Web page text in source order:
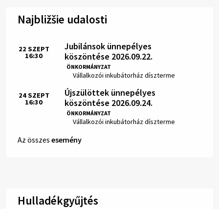
Najbližšie udalosti
Jubilánsok ünnepélyes
köszöntése 2026.09.22.
ÖNKORMÁNYZAT
Hely:
Vállalkozói inkubátorház díszterme
Idő:
22 SZEPT
16:30
Újszülöttek ünnepélyes
köszöntése 2026.09.24.
ÖNKORMÁNYZAT
Hely:
Vállalkozói inkubátorház díszterme
Idő:
24SZEPT
16:30
Az összes esemény
Hulladékgyűjtés